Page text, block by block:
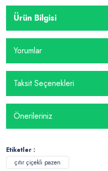
Ürün Bilgisi
Yorumlar
Taksit Seçenekleri
Önerileriniz
Etiketler :
çıtır çiçekli pazen